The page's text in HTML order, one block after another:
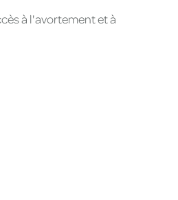
à l'avortement et à